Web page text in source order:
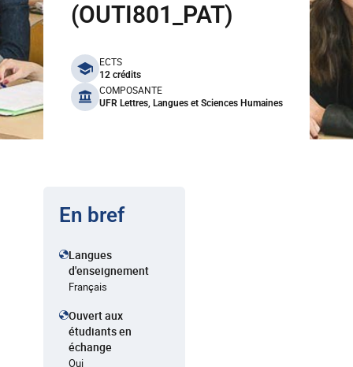
(OUTI801_PAT)
benefits
ECTS
12 crédits
COMPOSANTE
UFR Lettres, Langues et Sciences Humaines
En bref
Langues
d'enseignement
Français
Ouvert aux
étudiants en
échange
Oui